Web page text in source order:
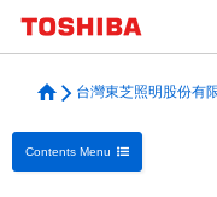
to
text
台灣東芝照明股份有
Contents Menu